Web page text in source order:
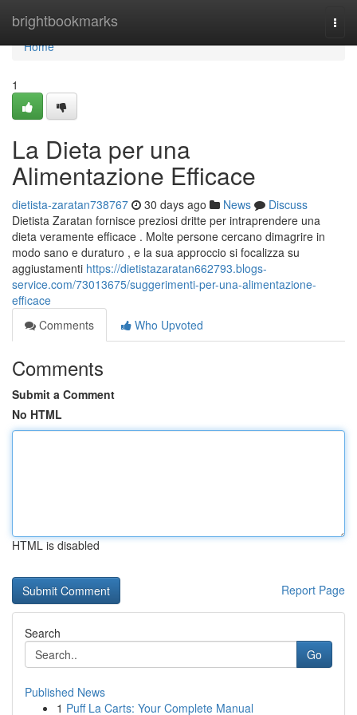
brightbookmarks
Home
Home
1
La Dieta per una
Alimentazione Efficace
dietista-zaratan738767 30 days ago News
Discuss
Dietista Zaratan fornisce preziosi dritte per intraprendere una
dieta veramente efficace . Molte persone cercano dimagrire in
modo sano e duraturo , e la sua approccio si focalizza su
aggiustamenti https://dietistazaratan662793.blogs-
service.com/73013675/suggerimenti-per-una-alimentazione-
efficace
Comments
Who Upvoted
Comments
Submit a Comment
No HTML
HTML is disabled
Report Page
Search
Go
Published News
1 Puff La Carts: Your Complete Manual